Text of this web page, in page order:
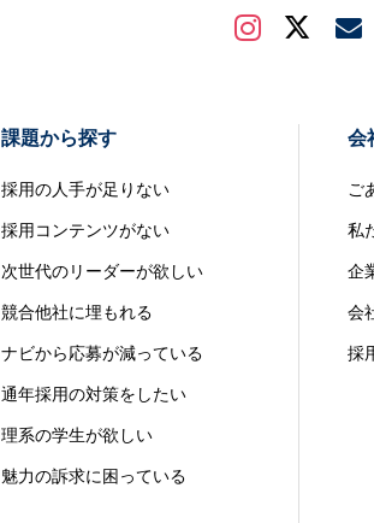
課題から探す
採用の人手が足りない
採用コンテンツがない
次世代のリーダーが欲しい
競合他社に埋もれる
ナビから応募が減っている
通年採用の対策をしたい
理系の学生が欲しい
魅力の訴求に困っている
会
ご
私
企
会
採